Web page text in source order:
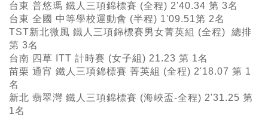
台東 普悠瑪 鐵人三項錦標賽 (全程) 2'40.34 第 3名
台東 全國 中等學校運動會 (半程) 1'09.51第 2名
TST新北微風 鐵人三項錦標賽男女菁英組 (全程) 總排
第 3名
台南 四草 ITT 計時賽 (女子組) 21.23 第 1名
苗栗 通宵 鐵人三項錦標賽 菁英組 (全程) 2'18.07 第 1
名
新北 翡翠灣 鐵人三項錦標賽 (海峽盃-全程) 2'31.25 第
1名